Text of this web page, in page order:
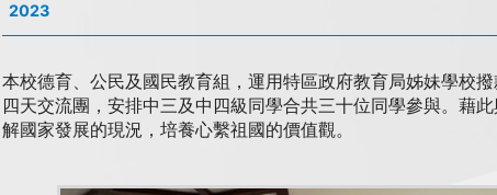
2023
本校德育、公民及國民教育組，運用特區政府教育局姊妹學校
四天交流團，安排中三及中四級同學合共三十位同學參與。藉
解國家發展的現況，培養心繫祖國的價值觀。